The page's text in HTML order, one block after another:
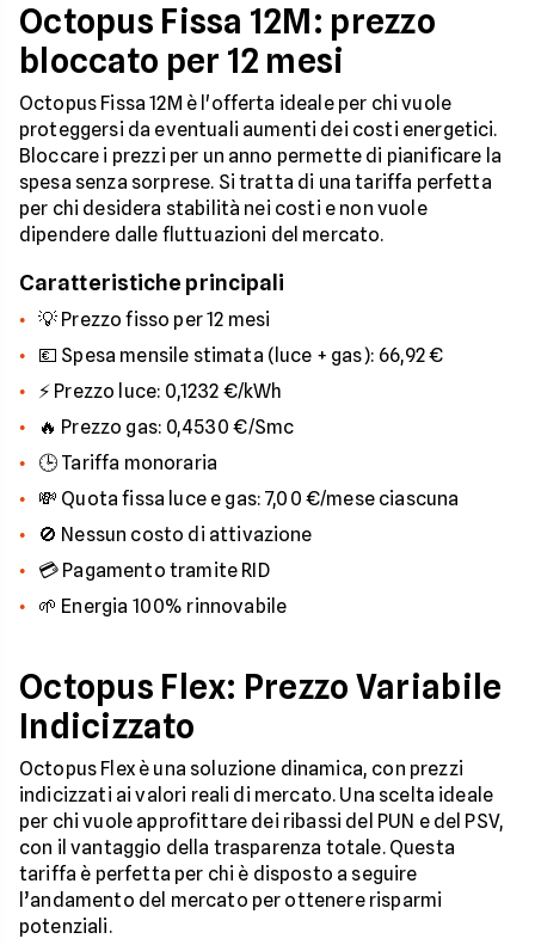
Octopus Fissa 12M: prezzo
bloccato per 12 mesi
Octopus Fissa 12M è l'offerta ideale per chi vuole
proteggersi da eventuali aumenti dei costi energetici.
Bloccare i prezzi per un anno permette di pianificare la
spesa senza sorprese. Si tratta di una tariffa perfetta
per chi desidera stabilità nei costi e non vuole
dipendere dalle fluttuazioni del mercato.
Caratteristiche principali
💡 Prezzo fisso per 12 mesi
💶 Spesa mensile stimata (luce + gas): 66,92 €
⚡ Prezzo luce: 0,1232 €/kWh
🔥 Prezzo gas: 0,4530 €/Smc
🕒 Tariffa monoraria
💸 Quota fissa luce e gas: 7,00 €/mese ciascuna
🚫 Nessun costo di attivazione
💳 Pagamento tramite RID
🌱 Energia 100% rinnovabile
Octopus Flex: Prezzo Variabile
Indicizzato
Octopus Flex è una soluzione dinamica, con prezzi
indicizzati ai valori reali di mercato. Una scelta ideale
per chi vuole approfittare dei ribassi del PUN e del PSV,
con il vantaggio della trasparenza totale. Questa
tariffa è perfetta per chi è disposto a seguire
l’andamento del mercato per ottenere risparmi
potenziali.